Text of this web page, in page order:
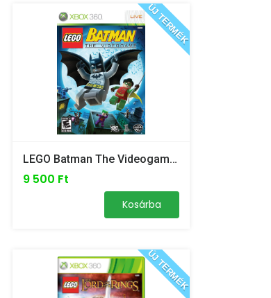
ÚJ TERMÉK
LEGO Batman The Videogame - Xbox 360/Xbox One /ÚJ!/
9 500 Ft
Kosárba
ÚJ TERMÉK